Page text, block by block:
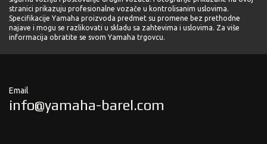
stranici prikazuju profesionalne vozače u kontrolisanim uslovima.
Specifikacije Yamaha proizvoda predmet su promene bez prethodne
najave i mogu se razlikovati u skladu sa zahtevima i uslovima. Za više
informacija obratite se svom Yamaha trgovcu.
Email
info@yamaha-barel.com